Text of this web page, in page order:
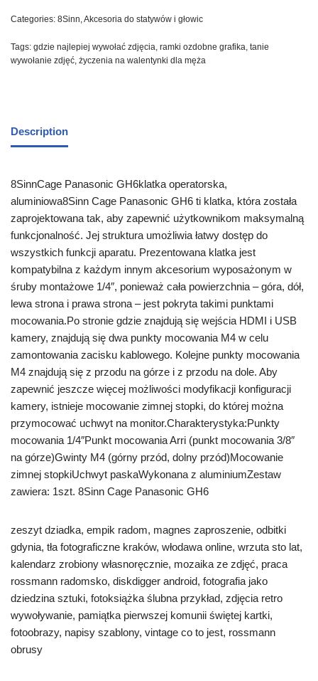
Categories: 8Sinn,Akcesoria do statywów i głowic
Tags: gdzie najlepiej wywołać zdjęcia, ramki ozdobne grafika, tanie
wywołanie zdjęć, życzenia na walentynki dla męża
Description
8SinnCage Panasonic GH6klatka operatorska,
aluminiowa8Sinn Cage Panasonic GH6 ti klatka, która została
zaprojektowana tak, aby zapewnić użytkownikom maksymalną
funkcjonalność. Jej struktura umożliwia łatwy dostęp do
wszystkich funkcji aparatu. Prezentowana klatka jest
kompatybilna z każdym innym akcesorium wyposażonym w
śruby montażowe 1/4″, ponieważ cała powierzchnia – góra, dół,
lewa strona i prawa strona – jest pokryta takimi punktami
mocowania.Po stronie gdzie znajdują się wejścia HDMI i USB
kamery, znajdują się dwa punkty mocowania M4 w celu
zamontowania zacisku kablowego. Kolejne punkty mocowania
M4 znajdują się z przodu na górze i z przodu na dole. Aby
zapewnić jeszcze więcej możliwości modyfikacji konfiguracji
kamery, istnieje mocowanie zimnej stopki, do której można
przymocować uchwyt na monitor.Charakterystyka:Punkty
mocowania 1/4″Punkt mocowania Arri (punkt mocowania 3/8″
na górze)Gwinty M4 (górny przód, dolny przód)Mocowanie
zimnej stopkiUchwyt paskaWykonana z aluminiumZestaw
zawiera: 1szt. 8Sinn Cage Panasonic GH6
zeszyt dziadka, empik radom, magnes zaproszenie, odbitki
gdynia, tła fotograficzne kraków, włodawa online, wrzuta sto lat,
kalendarz zrobiony własnoręcznie, mozaika ze zdjęć, praca
rossmann radomsko, diskdigger android, fotografia jako
dziedzina sztuki, fotoksiążka ślubna przykład, zdjęcia retro
wywoływanie, pamiątka pierwszej komunii świętej kartki,
fotoobrazy, napisy szablony, vintage co to jest, rossmann
obrusy